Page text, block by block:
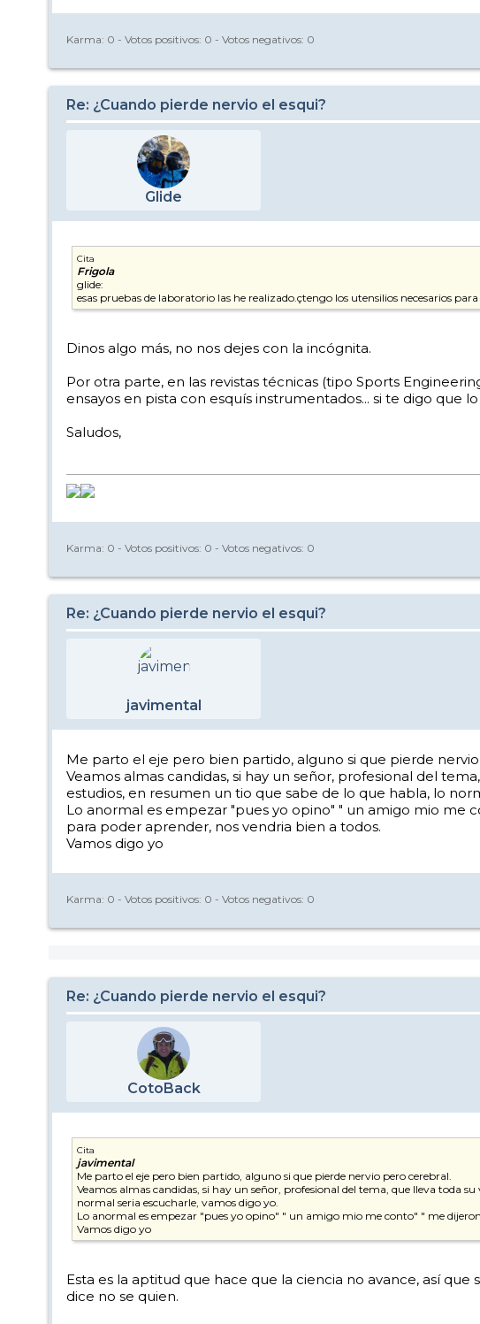
Karma: 0 - Votos positivos: 0 - Votos negativos: 0
Re: ¿Cuando pierde nervio el esqui?
Glide
Cita
Frigola
glide:
esas pruebas de laboratorio las he realizado.çtengo los utensilios necesarios para
Dinos algo más, no nos dejes con la incógnita.
Por otra parte, en las revistas técnicas (tipo Sports
ensayos en pista con esquís instrumentados... si te digo que
Saludos,
Karma: 0 - Votos positivos: 0 - Votos negativos: 0
Re: ¿Cuando pierde nervio el esqui?
javimental
Me parto el eje pero bien partido, alguno si que pierde
Veamos almas candidas, si hay un señor, profesional del
estudios, en resumen un tio que sabe de lo que habla, lo
Lo anormal es empezar "pues yo opino" " un amigo mio me
para poder aprender, nos vendria bien a todos.
Vamos digo yo
Karma: 0 - Votos positivos: 0 - Votos negativos: 0
Re: ¿Cuando pierde nervio el esqui?
CotoBack
Cita
javimental
Me parto el eje pero bien partido, alguno si que pierde nervio pero cerebral.
Veamos almas candidas, si hay un señor, profesional del tema, que lleva toda
normal seria escucharle, vamos digo yo.
Lo anormal es empezar "pues yo opino" " un amigo mio me conto" " me
Vamos digo yo
Esta es la aptitud que hace que la ciencia no avance, así
dice no se quien.